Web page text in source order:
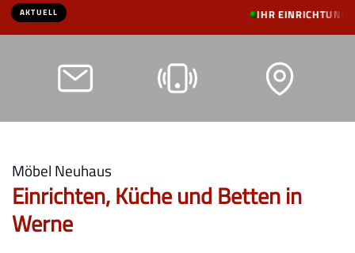
AKTUELL IHR
Möbel Neuhaus
Einrichten, Küche und Betten in
Werne